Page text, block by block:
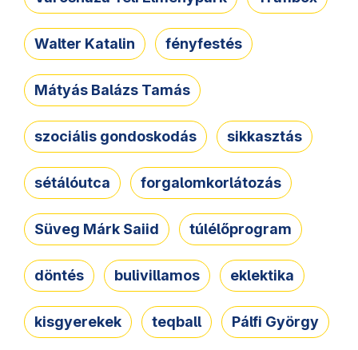
Walter Katalin fényfestés
Mátyás Balázs Tamás
szociális gondoskodás sikkasztás
sétálóutca forgalomkorlátozás
Süveg Márk Saiid túlélőprogram
döntés bulivillamos eklektika
kisgyerekek teqball Pálfi György